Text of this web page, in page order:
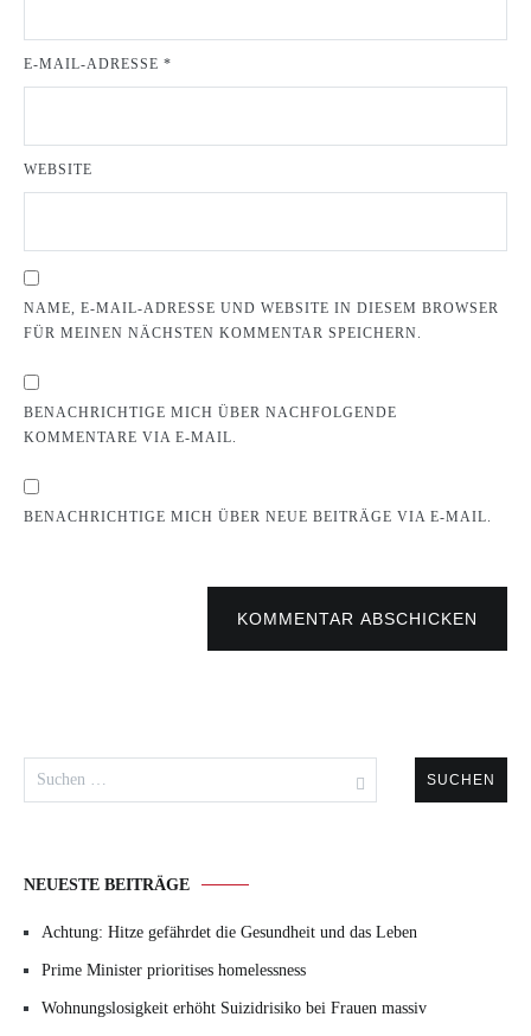
E-MAIL-ADRESSE *
WEBSITE
NAME, E-MAIL-ADRESSE UND WEBSITE IN DIESEM BROWSER
FÜR MEINEN NÄCHSTEN KOMMENTAR SPEICHERN.
BENACHRICHTIGE MICH ÜBER NACHFOLGENDE
KOMMENTARE VIA E-MAIL.
BENACHRICHTIGE MICH ÜBER NEUE BEITRÄGE VIA E-MAIL.
KOMMENTAR ABSCHICKEN
nach:
NEUESTE BEITRÄGE
Achtung: Hitze gefährdet die Gesundheit und das Leben
Prime Minister prioritises homelessness
Wohnungslosigkeit erhöht Suizidrisiko bei Frauen massiv